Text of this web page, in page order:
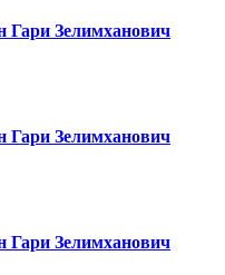
Гари Зелимханович
Гари Зелимханович
Гари Зелимханович